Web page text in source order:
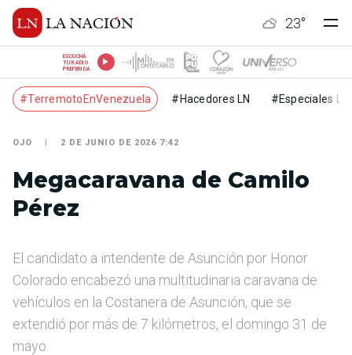
23°
ESCUCHÁ
TU RADIO
PREFERIDA
#TerremotoEnVenezuela #Hacedores LN #Especiales LN
OJO 2 DE JUNIO DE 2026 7:42
Megacaravana de Camilo
Pérez
El candidato a intendente de Asunción por Honor
Colorado encabezó una multitudinaria caravana de
vehículos en la Costanera de Asunción, que se
extendió por más de 7 kilómetros, el domingo 31 de
mayo.